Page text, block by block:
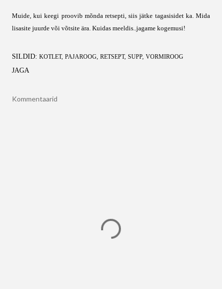
Muide, kui keegi proovib mõnda retsepti, siis jätke tagasisidet ka. Mida
lisasite juurde või võtsite ära. Kuidas meeldis..jagame kogemusi!
SILDID: KOTLET PAJAROOG RETSEPT SUPP VORMIROOG
JAGA
Kommentaarid